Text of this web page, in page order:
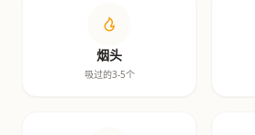
烟头
吸过的3-5个